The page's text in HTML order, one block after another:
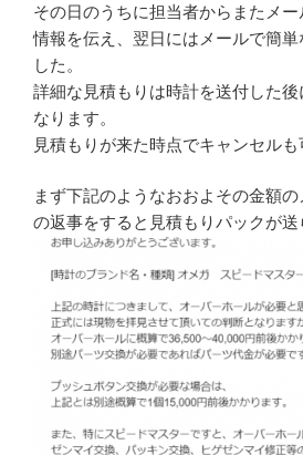
その日のうちに担当者からまたメ
情報を伝え、翌日にはメールで簡単
した。
詳細な見積もりは時計を送付した
なります。
見積もりが来た時点でキャンセルも
まず下記のようなおおよその金額
の返事をすると見積もりパックが送